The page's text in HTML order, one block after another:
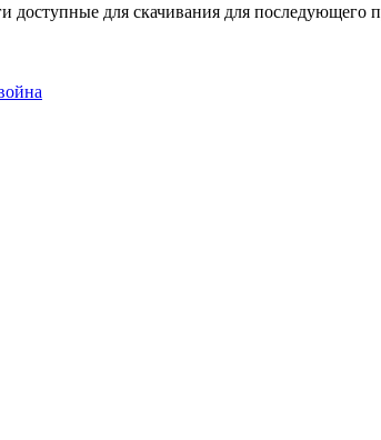
доступные для скачивания для